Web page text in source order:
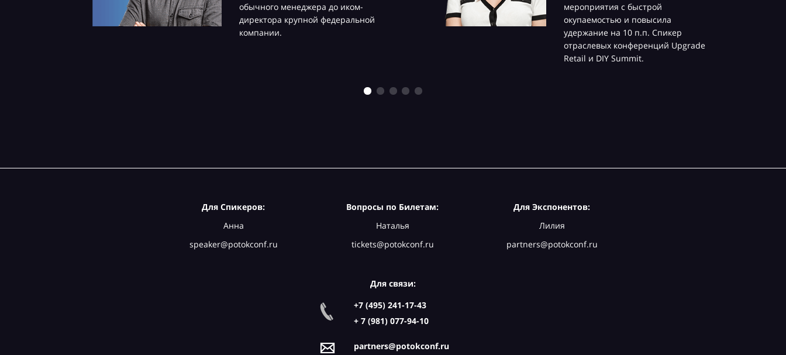
обычного менеджера до иком-
директора крупной федеральной
компании.
мероприятия с быстрой
окупаемостью и повысила
удержание на 10 п.п. Спикер
отраслевых конференций Upgrade
Retail и DIY Summit.
Для Спикеров:
Анна
speaker@potokconf.ru
Вопросы по Билетам:
Наталья
tickets@potokconf.ru
Для Экспонентов:
Лилия
partners@potokconf.ru
Для связи:
+7 (495) 241-17-43
+ 7 (981) 077-94-10
partners@potokconf.ru